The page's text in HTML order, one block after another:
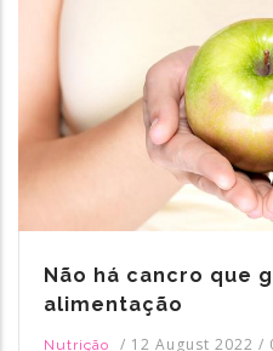
Não há cancro que
alimentação
Nutrição / 12 August 2022 /